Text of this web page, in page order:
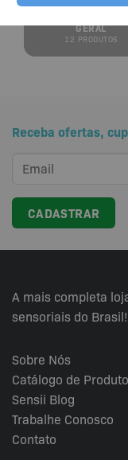
GERAL
12 PRODUTOS
Receba ofertas,
A mais completa
sensoriais do Brasil!
Sobre Nós
Catálogo de
Sensii Blog
Trabalhe Conosco
Contato